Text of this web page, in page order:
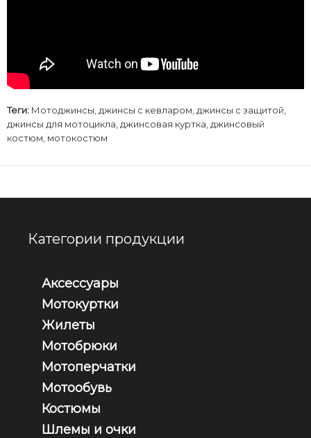
Теги: Мотоджинсы джинсы с кевларом джинсы с защитой
джинсы для мотоцикла джинсовая куртка джинсовый
костюм мотокостюм
Категории продукции
Аксессуары
Мотокуртки
Жилеты
Мотобрюки
Мотоперчатки
Мотообувь
Костюмы
Шлемы и очки